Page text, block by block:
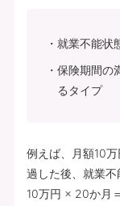
就業不能状
保険期間の
るタイプ
例えば、月額10
過した後、就業
10万円 × 20か月